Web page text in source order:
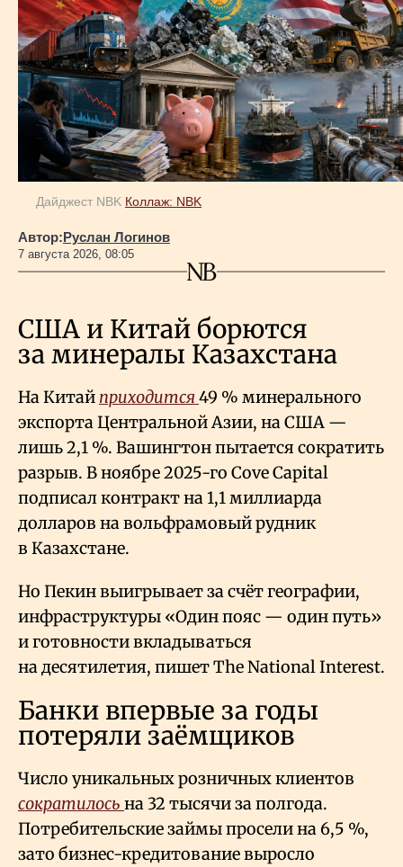
Дайджест NBK Коллаж: NBK
Автор:Руслан Логинов
7 августа 2026, 08:05
США и Китай борются
за минералы Казахстана
На Китай приходится 49 % минерального
экспорта Центральной Азии, на США —
лишь 2,1 %. Вашингтон пытается сократить
разрыв. В ноябре 2025-го Cove Capital
подписал контракт на 1,1 миллиарда
долларов на вольфрамовый рудник
в Казахстане.
Но Пекин выигрывает за счёт географии,
инфраструктуры «Один пояс — один путь»
и готовности вкладываться
на десятилетия, пишет The National Interest.
Банки впервые за годы
потеряли заёмщиков
Число уникальных розничных клиентов
сократилось на 32 тысячи за полгода.
Потребительские займы просели на 6,5 %,
зато бизнес-кредитование выросло